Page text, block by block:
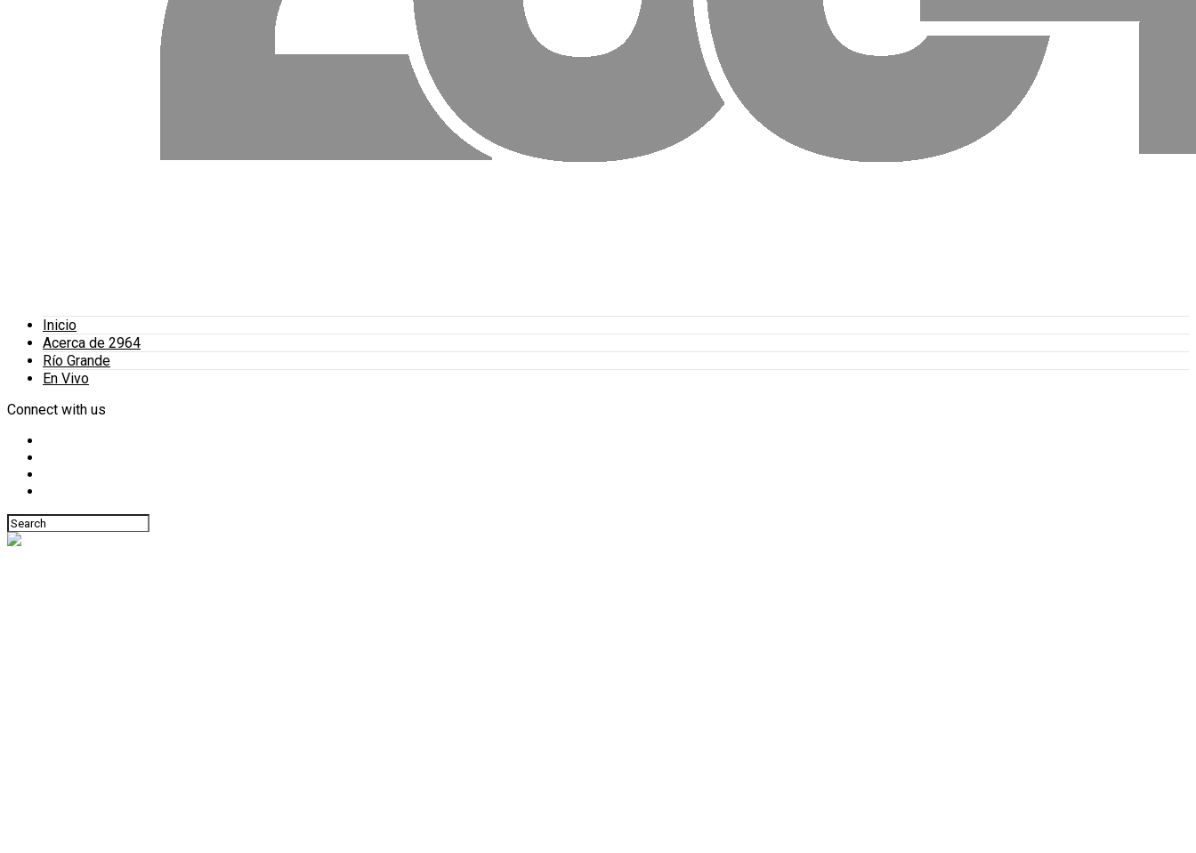
Inicio
Acerca de 2964
Río Grande
En Vivo
Connect with us